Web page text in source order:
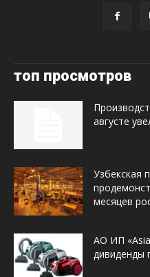
топ просмотров
августе
Узбекская
месяцев
АО ИП
дивиденды